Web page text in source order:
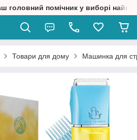
головний помічник у виборі
Товари для дому Машинка для